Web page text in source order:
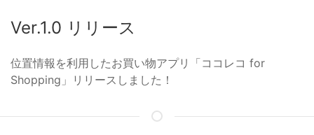
Ver.1.0 リリース
位置情報を利用したお買い物アプリ「ココレコ for
Shopping」リリースしました！